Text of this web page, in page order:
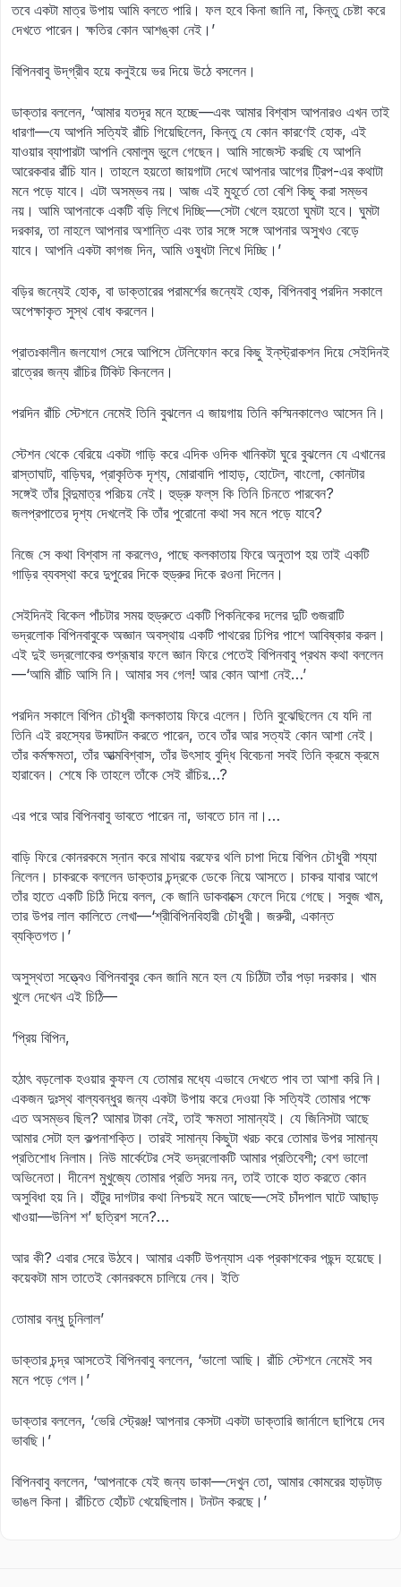
তবে একটা মাত্র উপায় আমি বলতে পারি। ফল হবে কিনা জানি না, কিন্তু চেষ্টা করে
দেখতে পারেন। ক্ষতির কোন আশঙ্কা নেই।’
বিপিনবাবু উদ্‌গ্রীব হয়ে কনুইয়ে ভর দিয়ে উঠে বসলেন।
ডাক্তার বললেন, ‘আমার যতদূর মনে হচ্ছে—এবং আমার বিশ্বাস আপনারও এখন তাই
ধারণা—যে আপনি সত্যিই রাঁচি গিয়েছিলেন, কিন্তু যে কোন কারণেই হোক, এই
যাওয়ার ব্যাপারটা আপনি বেমালুম ভুলে গেছেন। আমি সাজেস্ট করছি যে আপনি
আরেকবার রাঁচি যান। তাহলে হয়তো জায়গাটা দেখে আপনার আগের ট্রিপ-এর কথাটা
মনে পড়ে যাবে। এটা অসম্ভব নয়। আজ এই মুহূর্তে তো বেশি কিছু করা সম্ভব
নয়। আমি আপনাকে একটি বড়ি লিখে দিচ্ছি—সেটা খেলে হয়তো ঘুমটা হবে। ঘুমটা
দরকার, তা নাহলে আপনার অশান্তি এবং তার সঙ্গে সঙ্গে আপনার অসুখও বেড়ে
যাবে। আপনি একটা কাগজ দিন, আমি ওষুধটা লিখে দিচ্ছি।’
বড়ির জন্যেই হোক, বা ডাক্তারের পরামর্শের জন্যেই হোক, বিপিনবাবু পরদিন সকালে
অপেক্ষাকৃত সুস্থ বোধ করলেন।
প্রাতঃকালীন জলযোগ সেরে আপিসে টেলিফোন করে কিছু ইন্‌স্ট্রাকশন দিয়ে সেইদিনই
রাত্রের জন্য রাঁচির টিকিট কিনলেন।
পরদিন রাঁচি স্টেশনে নেমেই তিনি বুঝলেন এ জায়গায় তিনি কস্মিনকালেও আসেন নি।
স্টেশন থেকে বেরিয়ে একটা গাড়ি করে এদিক ওদিক খানিকটা ঘুরে বুঝলেন যে এখানের
রাস্তাঘাট, বাড়িঘর, প্রাকৃতিক দৃশ্য, মোরাবাদি পাহাড়, হোটেল, বাংলো, কোনটার
সঙ্গেই তাঁর বিন্দুমাত্র পরিচয় নেই। হুড্রু ফল্‌স কি তিনি চিনতে পারবেন?
জলপ্রপাতের দৃশ্য দেখলেই কি তাঁর পুরোনো কথা সব মনে পড়ে যাবে?
নিজে সে কথা বিশ্বাস না করলেও, পাছে কলকাতায় ফিরে অনুতাপ হয় তাই একটি
গাড়ির ব্যবস্থা করে দুপুরের দিকে হুড্রুর দিকে রওনা দিলেন।
সেইদিনই বিকেল পাঁচটার সময় হুড্রুতে একটি পিকনিকের দলের দুটি গুজরাটি
ভদ্রলোক বিপিনবাবুকে অজ্ঞান অবস্থায় একটি পাথরের ঢিপির পাশে আবিষ্কার করল।
এই দুই ভদ্রলোকের শুশ্রূষার ফলে জ্ঞান ফিরে পেতেই বিপিনবাবু প্রথম কথা বললেন
—‘আমি রাঁচি আসি নি। আমার সব গেল! আর কোন আশা নেই…’
পরদিন সকালে বিপিন চৌধুরী কলকাতায় ফিরে এলেন। তিনি বুঝেছিলেন যে যদি না
তিনি এই রহস্যের উদ্ঘাটন করতে পারেন, তবে তাঁর আর সত্যই কোন আশা নেই।
তাঁর কর্মক্ষমতা, তাঁর আত্মবিশ্বাস, তাঁর উৎসাহ বুদ্ধি বিবেচনা সবই তিনি ক্রমে ক্রমে
হারাবেন। শেষে কি তাহলে তাঁকে সেই রাঁচির…?
এর পরে আর বিপিনবাবু ভাবতে পারেন না, ভাবতে চান না।…
বাড়ি ফিরে কোনরকমে স্নান করে মাথায় বরফের থলি চাপা দিয়ে বিপিন চৌধুরী শয্যা
নিলেন। চাকরকে বললেন ডাক্তার চন্দ্রকে ডেকে নিয়ে আসতে। চাকর যাবার আগে
তাঁর হাতে একটি চিঠি দিয়ে বলল, কে জানি ডাকবাক্সে ফেলে দিয়ে গেছে। সবুজ খাম,
তার উপর লাল কালিতে লেখা—‘শ্রীবিপিনবিহারী চৌধুরী। জরুরী, একান্ত
ব্যক্তিগত।’
অসুস্থতা সত্ত্বেও বিপিনবাবুর কেন জানি মনে হল যে চিঠিটা তাঁর পড়া দরকার। খাম
খুলে দেখেন এই চিঠি—
‘প্রিয় বিপিন,
হঠাৎ বড়লোক হওয়ার কুফল যে তোমার মধ্যে এভাবে দেখতে পাব তা আশা করি নি।
একজন দুঃস্থ বাল্যবন্ধুর জন্য একটা উপায় করে দেওয়া কি সত্যিই তোমার পক্ষে
এত অসম্ভব ছিল? আমার টাকা নেই, তাই ক্ষমতা সামান্যই। যে জিনিসটা আছে
আমার সেটা হল কল্পনাশক্তি। তারই সামান্য কিছুটা খরচ করে তোমার উপর সামান্য
প্রতিশোধ নিলাম। নিউ মার্কেটের সেই ভদ্রলোকটি আমার প্রতিবেশী; বেশ ভালো
অভিনেতা। দীনেশ মুখুজ্যে তোমার প্রতি সদয় নন, তাই তাকে হাত করতে কোন
অসুবিধা হয় নি। হাঁটুর দাগটার কথা নিশ্চয়ই মনে আছে—সেই চাঁদপাল ঘাটে আছাড়
খাওয়া—উনিশ শ’ ছত্রিশ সনে?…
আর কী? এবার সেরে উঠবে। আমার একটি উপন্যাস এক প্রকাশকের পছন্দ হয়েছে।
কয়েকটা মাস তাতেই কোনরকমে চালিয়ে নেব। ইতি
তোমার বন্ধু চুনিলাল’
ডাক্তার চন্দ্র আসতেই বিপিনবাবু বললেন, ‘ভালো আছি। রাঁচি স্টেশনে নেমেই সব
মনে পড়ে গেল।’
ডাক্তার বললেন, ‘ভেরি স্ট্রেঞ্জ! আপনার কেসটা একটা ডাক্তারি জার্নালে ছাপিয়ে দেব
ভাবছি।’
বিপিনবাবু বললেন, ‘আপনাকে যেই জন্য ডাকা—দেখুন তো, আমার কোমরের হাড়টাড়
ভাঙল কিনা। রাঁচিতে হোঁচট খেয়েছিলাম। টনটন করছে।’